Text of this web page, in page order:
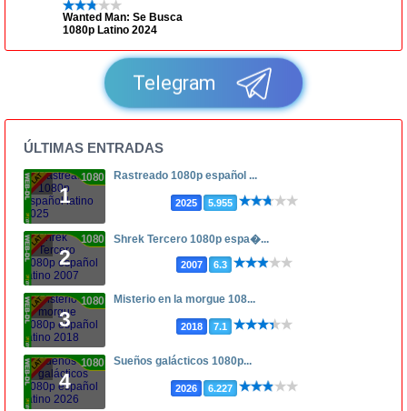
Wanted Man: Se Busca
1080p Latino 2024
Telegram
ÚLTIMAS ENTRADAS
1
1080p Rastreado 1080p español ...
2025 5.955
2
1080p Shrek Tercero 1080p espa�...
2007 6.3
3
1080p Misterio en la morgue 108...
2018 7.1
4
1080p Sueños galácticos 1080p...
2026 6.227